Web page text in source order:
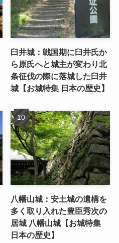
臼井城：戦国期に臼井氏か
ら原氏へと城主が変わり北
条征伐の際に落城した臼井
城【お城特集 日本の歴史】
八幡山城：安土城の遺構を
多く取り入れた豊臣秀次の
居城 八幡山城【お城特集
日本の歴史】